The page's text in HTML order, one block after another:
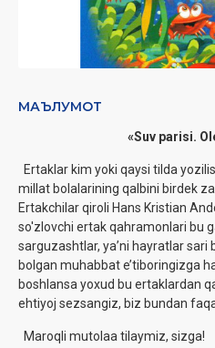
МАЪЛУМОТ
«Suv parisi.
Ertaklar kim yoki qaysi tilda
millat bolalarining qalbini birdek
Ertakchilar qiroli Hans Kristian
so'zlovchi ertak qahramonlari bu
sarguzashtlar, ya’ni hayratlar
bolgan muhabbat e’tiboringizga
boshlansa yoxud bu ertaklardan
ehtiyoj sezsangiz, biz bundan
Maroqli mutolaa tilaymiz, sizga!